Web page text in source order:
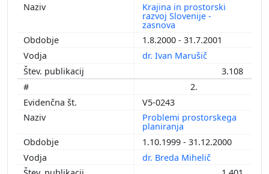
Krajina in prostorski
razvoj Slovenije -
zasnova
1.8.2000 - 31.7.2001
dr. Ivan Marušič
3.108
2.
V5-0243
Problemi prostorskega
planiranja
1.10.1999 - 31.12.2000
dr. Breda Mihelič